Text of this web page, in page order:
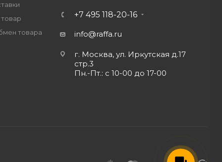
товар
товара
+7 495 118-20-16
info@raffa.ru
г. Москва, ул. Иркутская д.17
стр.3
Пн.-Пт.: с 10-00 до 17-00